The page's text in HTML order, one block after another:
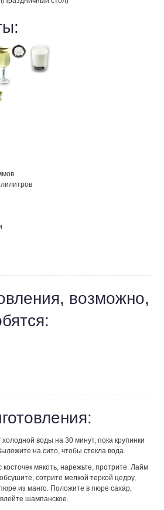
возможно,
воды на 30 минут, пока крупинки
на сито, чтобы стекла вода.
косточек мякоть, нарежьте, протрите. Лайм
сотрите мелкой теркой цедру,
из манго. Положите в пюре сахар,
шампанское.